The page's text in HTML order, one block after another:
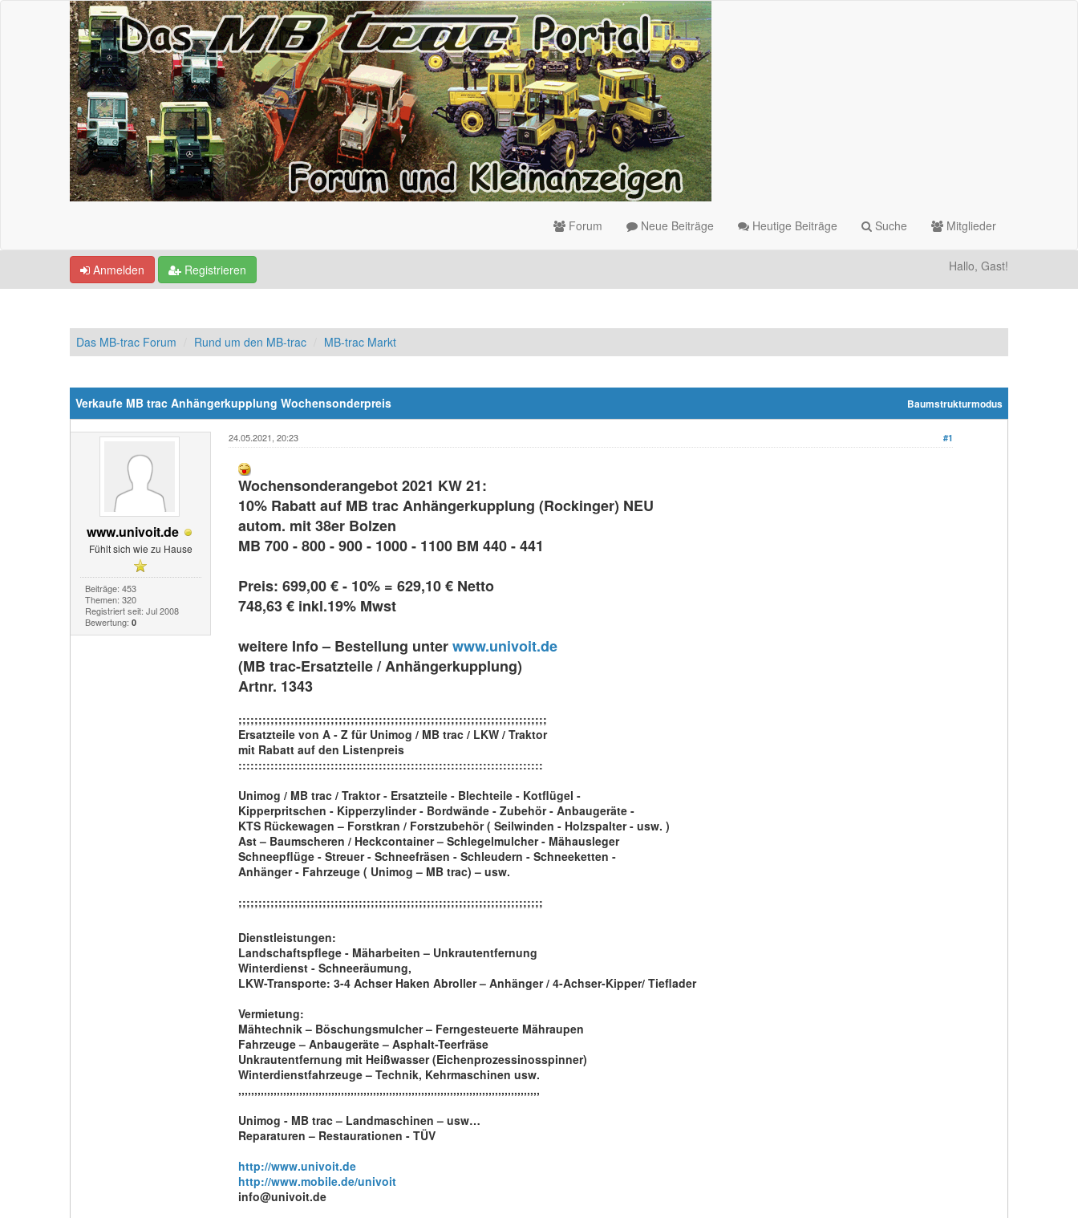
Forum Neue Beiträge Heutige Beiträge Suche Mitglieder
Anmelden Registrieren Hallo, Gast!
Das MB-trac Forum Rund um den MB-trac MB-trac Markt
Baumstrukturmodus
Verkaufe MB trac Anhängerkupplung Wochensonderpreis
www.univoit.de
Fühlt sich wie zu Hause
Beiträge: 453
Themen: 320
Registriert seit: Jul 2008
Bewertung: 0
#1
24.05.2021, 20:23
Wochensonderangebot 2021 KW 21:
10% Rabatt auf MB trac Anhängerkupplung (Rockinger) NEU
autom. mit 38er Bolzen
MB 700 - 800 - 900 - 1000 - 1100 BM 440 - 441
Preis: 699,00 € - 10% = 629,10 € Netto
748,63 € inkl.19% Mwst
weitere Info – Bestellung unterwww.univoit.de
(MB trac-Ersatzteile / Anhängerkupplung)
Artnr. 1343
;;;;;;;;;;;;;;;;;;;;;;;;;;;;;;;;;;;;;;;;;;;;;;;;;;;;;;;;;;;;;;;;;;;;;;;;;;;;;
Ersatzteile von A - Z für Unimog / MB trac / LKW / Traktor
mit Rabatt auf den Listenpreis
::::::::::::::::::::::::::::::::::::::::::::::::::::::::::::::::::::::::::::
Unimog / MB trac / Traktor - Ersatzteile - Blechteile - Kotflügel -
Kipperpritschen - Kipperzylinder - Bordwände - Zubehör - Anbaugeräte -
KTS Rückewagen – Forstkran / Forstzubehör ( Seilwinden - Holzspalter - usw. )
Ast – Baumscheren / Heckcontainer – Schlegelmulcher - Mähausleger
Schneepflüge - Streuer - Schneefräsen - Schleudern - Schneeketten -
Anhänger - Fahrzeuge ( Unimog – MB trac) – usw.
;;;;;;;;;;;;;;;;;;;;;;;;;;;;;;;;;;;;;;;;;;;;;;;;;;;;;;;;;;;;;;;;;;;;;;;;;;;;
Dienstleistungen:
Landschaftspflege - Mäharbeiten – Unkrautentfernung
Winterdienst - Schneeräumung,
LKW-Transporte: 3-4 Achser Haken Abroller – Anhänger / 4-Achser-Kipper/ Tieflader
Vermietung:
Mähtechnik – Böschungsmulcher – Ferngesteuerte Mähraupen
Fahrzeuge – Anbaugeräte – Asphalt-Teerfräse
Unkrautentfernung mit Heißwasser (Eichenprozessinosspinner)
Winterdienstfahrzeuge – Technik, Kehrmaschinen usw.
,,,,,,,,,,,,,,,,,,,,,,,,,,,,,,,,,,,,,,,,,,,,,,,,,,,,,,,,,,,,,,,,,,,,,,,,,,,,,,,,,,,,,,,,,,,,,,
Unimog - MB trac – Landmaschinen – usw…
Reparaturen – Restaurationen - TÜV
http://www.univoit.de
http://www.mobile.de/univoit
info@univoit.de